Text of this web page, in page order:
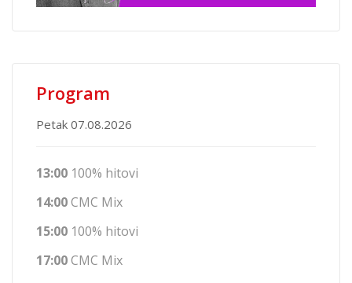
Program
Petak 07.08.2026
13:00 100% hitovi
14:00CMC Mix
15:00 100% hitovi
17:00CMC Mix